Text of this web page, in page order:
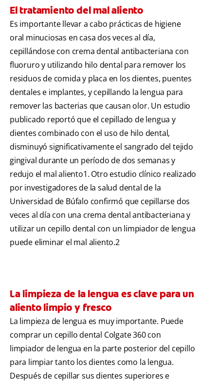
El tratamiento del mal aliento
Es importante llevar a cabo prácticas de higiene
oral minuciosas en casa dos veces al día,
cepillándose con crema dental antibacteriana con
fluoruro y utilizando hilo dental para remover los
residuos de comida y placa en los dientes, puentes
dentales e implantes, y cepillando la lengua para
remover las bacterias que causan olor. Un estudio
publicado reportó que el cepillado de lengua y
dientes combinado con el uso de hilo dental,
disminuyó significativamente el sangrado del tejido
gingival durante un período de dos semanas y
redujo el mal aliento1. Otro estudio clínico realizado
por investigadores de la salud dental de la
Universidad de Búfalo confirmó que cepillarse dos
veces al día con una crema dental antibacteriana y
utilizar un cepillo dental con un limpiador de lengua
puede eliminar el mal aliento.2
La limpieza de la lengua es clave para un
aliento limpio y fresco
La limpieza de lengua es muy importante. Puede
comprar un cepillo dental Colgate 360 con
limpiador de lengua en la parte posterior del cepillo
para limpiar tanto los dientes como la lengua.
Después de cepillar sus dientes superiores e